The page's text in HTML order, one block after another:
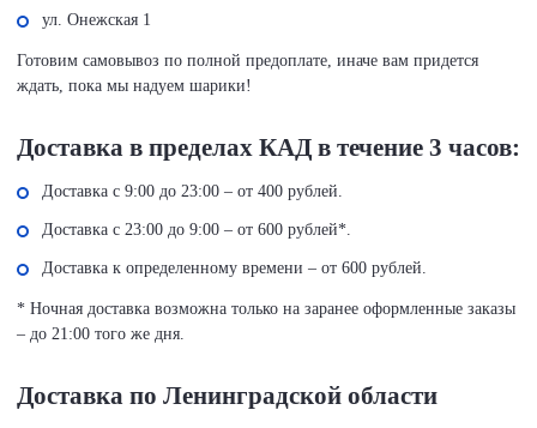
ул. Онежская 1
Готовим самовывоз по полной предоплате, иначе вам придется
ждать, пока мы надуем шарики!
Доставка в пределах КАД в течение 3 часов:
Доставка с 9:00 до 23:00 – от 400 рублей.
Доставка с 23:00 до 9:00 – от 600 рублей*.
Доставка к определенному времени – от 600 рублей.
* Ночная доставка возможна только на заранее оформленные заказы
– до 21:00 того же дня.
Доставка по Ленинградской области